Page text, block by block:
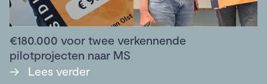
€180.000 voor twee verkennende
pilotprojecten naar MS
→
Lees verder